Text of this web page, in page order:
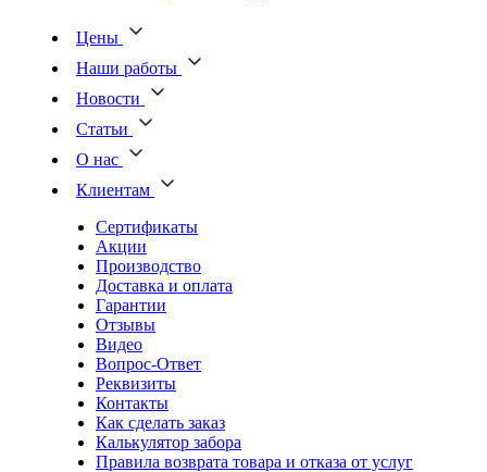
Цены
Наши работы
Новости
Статьи
О нас
Клиентам
Сертификаты
Акции
Производство
Доставка и оплата
Гарантии
Отзывы
Видео
Вопрос-Ответ
Реквизиты
Контакты
Как сделать заказ
Калькулятор забора
Правила возврата товара и отказа от услуг